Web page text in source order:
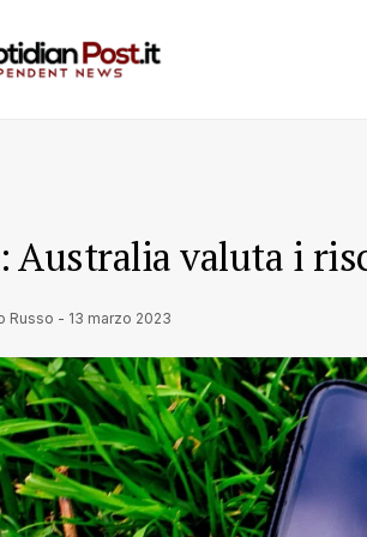
Australia valuta i
Russo - 13 marzo 2023